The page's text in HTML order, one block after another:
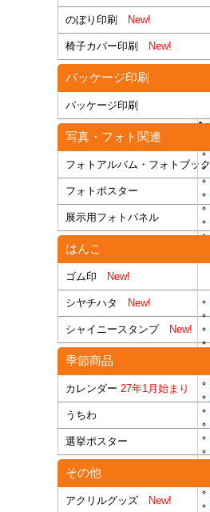
のぼり印刷 New!
椅子カバー印刷 New!
パッケージ印刷
パッケージ印刷
写真・フォト関連
フォトアルバム・フォトブック
フォトポスター
展示用フォトパネル
はんこ
ゴム印 New!
シヤチハタ New!
シャイニースタンプNew!
季節商品
カレンダー 27年1月始まり
うちわ
選挙ポスター
その他
アクリルグッズ New!